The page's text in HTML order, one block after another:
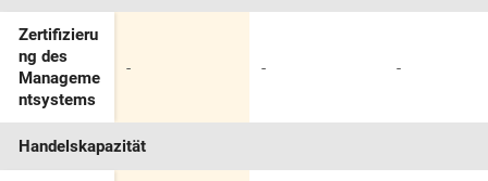
Zertifizieru
ng des
Manageme
ntsystems
- - -
Handelskapazität